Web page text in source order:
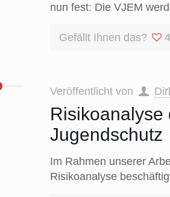
nun fest: Die VJEM
Gefällt Ihnen das? 4
Veröffentlicht von
Risikoanalyse
Jugendschutz
Im Rahmen unserer
Risikoanalyse